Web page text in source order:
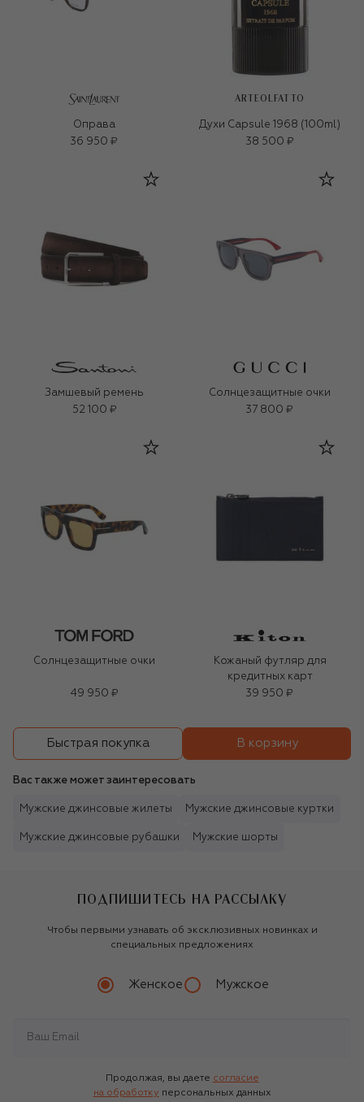
Оправа
36 950 ₽
ARTEOLFATTO
Духи Capsule 1968 (100ml)
38 500 ₽
Замшевый ремень
52 100 ₽
Солнцезащитные очки
37 800 ₽
Солнцезащитные очки
49 950 ₽
Кожаный футляр для
кредитных карт
39 950 ₽
Быстрая покупка В корзину
Вас также может заинтересовать
Мужские джинсовые жилеты Мужские джинсовые куртки
Мужские джинсовые рубашки Мужские шорты
ПОДПИШИТЕСЬ НА РАССЫЛКУ
Чтобы первыми узнавать об эксклюзивных новинках и
специальных предложениях
Женское Мужское
Продолжая, вы даете согласие
на обработку персональных данных